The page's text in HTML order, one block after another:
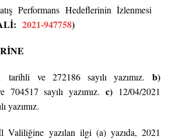
Performans Hedeflerinin İzlenmesi
2021-947758)
tarihli ve 272186 sayılı yazımız. b)
704517 sayılı yazımız.c) 12/04/2021
yazımız.
İl Valiliğine yazılan ilgi (a) yazıda, 2021